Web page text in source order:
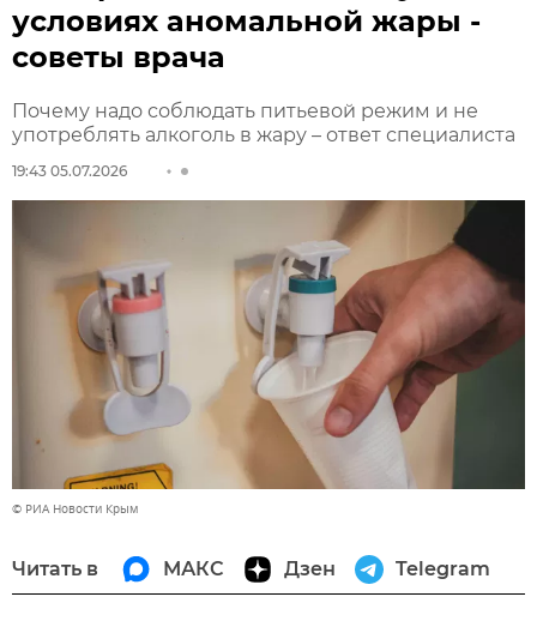
условиях аномальной жары -
советы врача
Почему надо соблюдать питьевой режим и не
употреблять алкоголь в жару – ответ специалиста
19:43 05.07.2026
© РИА Новости Крым
Читать в МАКС Дзен Telegram